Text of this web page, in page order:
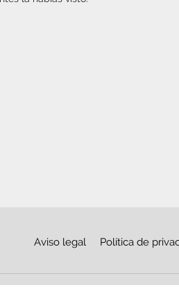
Aviso legal Política de